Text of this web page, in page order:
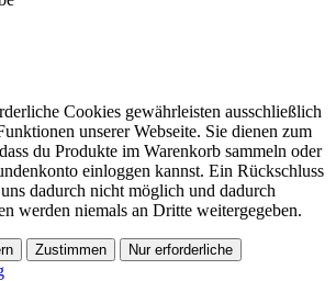
Cookies gewährleisten ausschließlich
unserer Webseite. Sie dienen zum
du Produkte im Warenkorb sammeln oder
einloggen kannst. Ein Rückschluss
dadurch nicht möglich und dadurch
werden niemals an Dritte weitergegeben.
Zustimmen Nur erforderliche